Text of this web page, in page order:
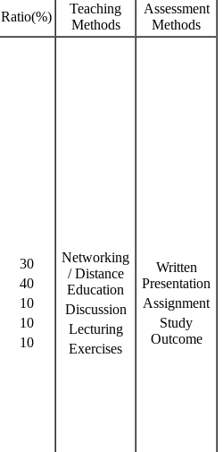
Ratio(%)
Teaching
Methods
Assessment
Methods
30
40
10
10
10
Networking
/ Distance
Education
Discussion
Lecturing
Exercises
Written
Presentation
Assignment
Study
Outcome